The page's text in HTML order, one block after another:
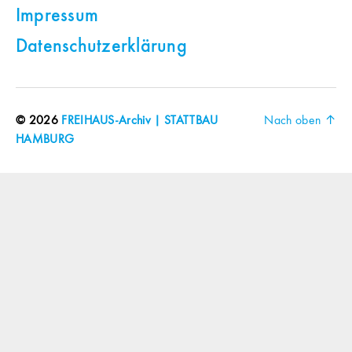
Impressum
Datenschutzerklärung
© 2026 FREIHAUS-Archiv | STATTBAU
HAMBURG
Nach oben ↑